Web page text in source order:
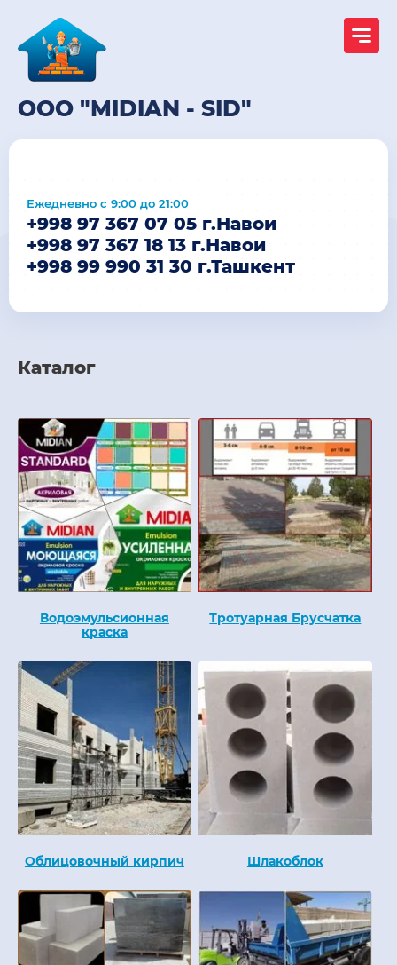
OOO "MIDIAN - SID"
Ежедневно с 9:00 до 21:00
+998 97 367 07 05 г.Навои
+998 97 367 18 13 г.Навои
+998 99 990 31 30 г.Ташкент
Каталог
Водоэмульсионная
краска
Тротуарная Брусчатка
Облицовочный кирпич Шлакоблок